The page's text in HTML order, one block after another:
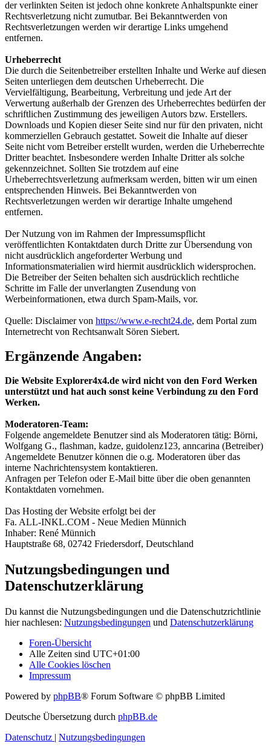
der verlinkten Seiten ist jedoch ohne konkrete Anhaltspunkte einer
Rechtsverletzung nicht zumutbar. Bei Bekanntwerden von
Rechtsverletzungen werden wir derartige Links umgehend
entfernen.
Urheberrecht
Die durch die Seitenbetreiber erstellten Inhalte und Werke auf diesen
Seiten unterliegen dem deutschen Urheberrecht. Die
Vervielfältigung, Bearbeitung, Verbreitung und jede Art der
Verwertung außerhalb der Grenzen des Urheberrechtes bedürfen der
schriftlichen Zustimmung des jeweiligen Autors bzw. Erstellers.
Downloads und Kopien dieser Seite sind nur für den privaten, nicht
kommerziellen Gebrauch gestattet. Soweit die Inhalte auf dieser
Seite nicht vom Betreiber erstellt wurden, werden die Urheberrechte
Dritter beachtet. Insbesondere werden Inhalte Dritter als solche
gekennzeichnet. Sollten Sie trotzdem auf eine
Urheberrechtsverletzung aufmerksam werden, bitten wir um einen
entsprechenden Hinweis. Bei Bekanntwerden von
Rechtsverletzungen werden wir derartige Inhalte umgehend
entfernen.
Der Nutzung von im Rahmen der Impressumspflicht
veröffentlichten Kontaktdaten durch Dritte zur Übersendung von
nicht ausdrücklich angeforderter Werbung und
Informationsmaterialien wird hiermit ausdrücklich widersprochen.
Die Betreiber der Seiten behalten sich ausdrücklich rechtliche
Schritte im Falle der unverlangten Zusendung von
Werbeinformationen, etwa durch Spam-Mails, vor.
Quelle: Disclaimer von https://www.e-recht24.de, dem Portal zum
Internetrecht von Rechtsanwalt Sören Siebert.
Ergänzende Angaben:
Die Website Explorer4x4.de wird nicht von den Ford Werken
unterstützt und hat auch sonst keine Verbindung zu den Ford
Werken.
Moderatoren-Team:
Folgende angemeldete Benutzer sind als Moderatoren tätig: Börni,
Wolfgang G., flashman, kadze, guidolenz123, anncarina (Betreiber)
Angemeldete Benutzer können die o.g. Moderatoren über das
interne Nachrichtensystem kontaktieren.
Anfragen per Telefon oder E-Mail bitte über die oben genannten
Kontaktdaten vornehmen.
Das Hosting der Website erfolgt bei der
Fa. ALL-INKL.COM - Neue Medien Münnich
Inhaber: René Münnich
Hauptstraße 68, 02742 Friedersdorf, Deutschland
Nutzungsbedingungen und
Datenschutzerklärung
Du kannst die Nutzungsbedingungen und die Datenschutzrichtlinie
hier nachlesen: Nutzungsbedingungen und Datenschutzerklärung
Foren-Übersicht
Alle Zeiten sind UTC+01:00
Alle Cookies löschen
Impressum
Powered by phpBB® Forum Software © phpBB Limited
Deutsche Übersetzung durch phpBB.de
Datenschutz | Nutzungsbedingungen